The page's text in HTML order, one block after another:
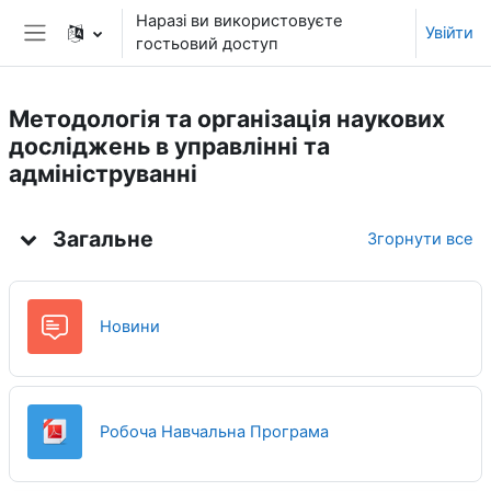
Перейти до головного вмісту
Бокова панель
Наразі ви використовуєте
гостьовий доступ
Увійти
Методологія та організація наукових
досліджень в управлінні та
адмініструванні
Загальне Згорнути все
Новини
Робоча Навчальна ПрограмаФайл